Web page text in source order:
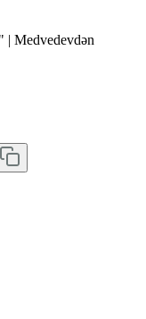
| Medvedevdən